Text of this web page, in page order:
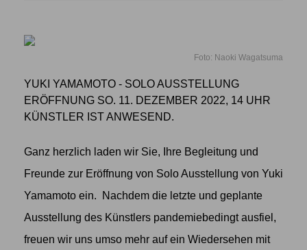
Foto: Naoki Wagatsuma
YUKI YAMAMOTO - SOLO AUSSTELLUNG
ERÖFFNUNG SO. 11. DEZEMBER 2022, 14 UHR
KÜNSTLER IST ANWESEND.
Ganz herzlich laden wir Sie, Ihre Begleitung und
Freunde zur Eröffnung von Solo Ausstellung von Yuki
Yamamoto ein. Nachdem die letzte und geplante
Ausstellung des Künstlers pandemiebedingt ausfiel,
freuen wir uns umso mehr auf ein Wiedersehen mit